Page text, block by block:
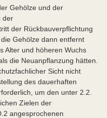
Gehölze und der
der
der Rückbauverpflichtung
Gehölze dann entfernt
Alter und höheren Wuchs
die Neuanpflanzung hätten.
Sicht nicht
des dauerhaften
um den unter 2.2.
Zielen der
angesprochenen